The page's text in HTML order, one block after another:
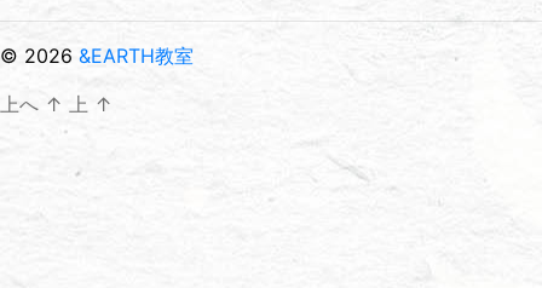
© 2026 &EARTH教室
上へ ↑ 上 ↑